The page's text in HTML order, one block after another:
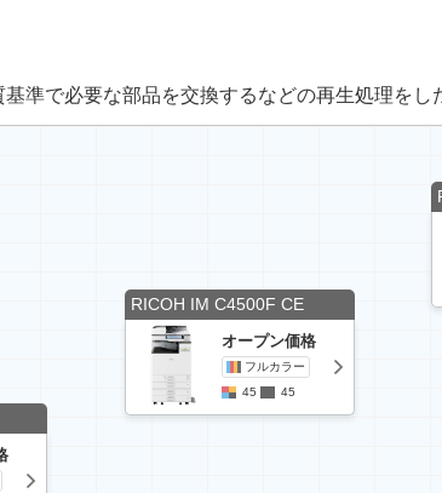
準で必要な部品を交換するなどの再生処理をし
RICOH IM C4500F CE
オープン価格
フルカラー
45
45